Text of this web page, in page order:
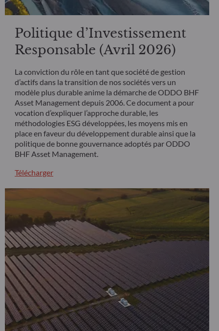
Politique d’Investissement
Responsable (Avril 2026)
La conviction du rôle en tant que société de gestion
d’actifs dans la transition de nos sociétés vers un
modèle plus durable anime la démarche de ODDO BHF
Asset Management depuis 2006. Ce document a pour
vocation d’expliquer l’approche durable, les
méthodologies ESG développées, les moyens mis en
place en faveur du développement durable ainsi que la
politique de bonne gouvernance adoptés par ODDO
BHF Asset Management.
Télécharger